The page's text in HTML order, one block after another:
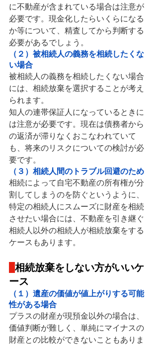
に不動産が含まれている場合は注意が
必要です。現金化したらいくらになる
か等について、精査してから判断する
必要があるでしょう。
（２）被相続人の義務を相続したくな
い場合
被相続人の義務を相続したくない場合
には、相続放棄を選択することが考え
られます。
知人の連帯保証人になっているときに
は注意が必要です。現在は債務者から
の返済が滞りなくおこなわれていて
も、将来のリスクについての検討が必
要です。
（３）相続人間のトラブル回避のため
相続によって自宅不動産の所有権が分
割してしまうのを防ぐというように、
特定の相続人にスムーズに財産を相続
させたい場合には、不動産を引き継ぐ
相続人以外の相続人が相続放棄をする
ケースもあります。
相続放棄をしない方がいいケ
ース
（１）遺産の価値が値上がりする可能
性がある場合
プラスの財産が現預金以外の場合は、
価値判断が難しく、単純にマイナスの
財産との比較ができないこともありま